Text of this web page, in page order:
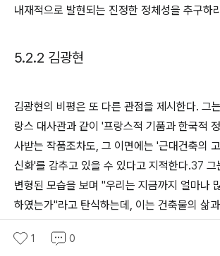
내재적으로 발현되는 진정한 정체성을 추구하
5.2.2 김광현
김광현의 비평은 또 다른 관점을 제시한다. 그
랑스 대사관과 같이 '프랑스적 기품과 한국적
사받는 작품조차도, 그 이면에는 '근대건축의
신화'를 감추고 있을 수 있다고 지적한다.37 그
변형된 모습을 보며 "우리는 지금까지 얼마나
하였는가"라고 탄식하는데, 이는 건축물의 삶
은 존중과 우려를 보여준다.37
1 0